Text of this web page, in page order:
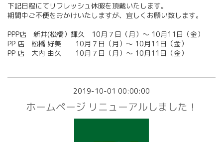
下記日程にてリフレッシュ休暇を頂戴いたします。
期間中ご不便をおかけいたしますが、宜しくお願い致します。
PPP店 新井(松橋）輝久 10月７日（月）〜 10月11日（金）
PP 店 松橋 好美 10月７日（月）〜 10月11日（金）
PP 店 大内 由久 10月７日（月）〜 10月11日（金）
2019-10-01 00:00:00
ホームページ リニューアルしました！